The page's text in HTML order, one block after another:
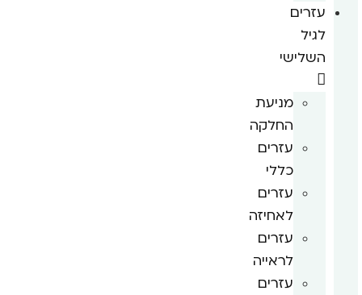
עזרים
לגיל
השלישי
מניעת
החלקה
עזרים
כללי
עזרים
לאחיזה
עזרים
לראייה
עזרים